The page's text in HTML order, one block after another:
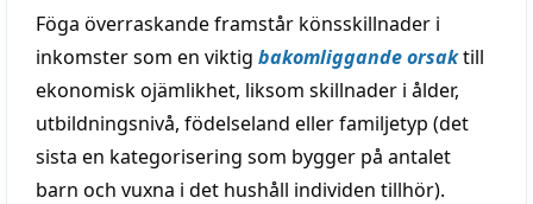
Föga överraskande framstår könsskillnader i
inkomster som en viktig bakomliggande orsaktill
ekonomisk ojämlikhet, liksom skillnader i ålder,
utbildningsnivå, födelseland eller familjetyp (det
sista en kategorisering som bygger på antalet
barn och vuxna i det hushåll individen tillhör).